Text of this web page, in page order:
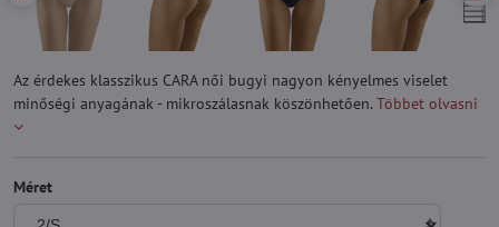
Az érdekes klasszikus CARA női bugyi nagyon kényelmes viselet
minőségi anyagának - mikroszálasnak köszönhetően. Többet olvasni
Méret